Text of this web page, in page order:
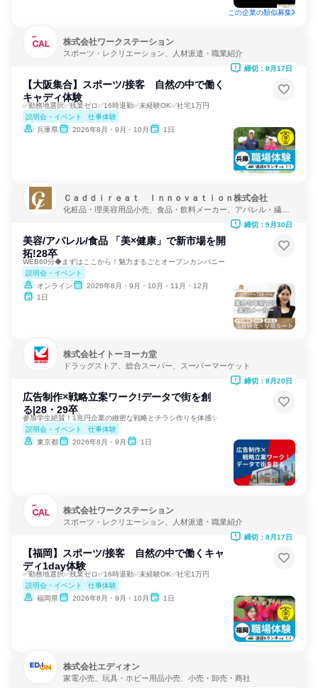
この企業の類似募集
株式会社ワークステーション
スポーツ・レクリエーション、人材派遣・職業紹介
【大阪集合】スポーツ/接客 自然の中で働く
キャディ体験
✅勤務地選択✅残業ゼロ✅16時退勤✅未経験OK✅社宅1万円
説明会・イベント
仕事体験
兵庫県
2026年8月・9月・10月 1日
締切：8月17日
Ｃａｄｄｉｒｅａｔ Ｉｎｎｏｖａｔｉｏｎ株式会社
化粧品・理美容用品小売、食品・飲料メーカー、アパレル・繊
美容/アパレル/食品 「美×健康」で新市場を開
拓!28卒
WEB60分◆まずはここから！魅力まるごとオープンカンパニー
説明会・イベント
オンライン
2026年8月・9月・10月・11月・12月
1日
締切：9月30日
株式会社イトーヨーカ堂
ドラッグストア、総合スーパー、スーパーマーケット
広告制作×戦略立案ワーク!データで街を創
る|28・29卒
参加学生絶賛！1兆円企業の緻密な戦略とチラシ作りを体感✨️
説明会・イベント
仕事体験
東京都
2026年8月・9月 1日
締切：8月20日
株式会社ワークステーション
スポーツ・レクリエーション、人材派遣・職業紹介
【福岡】スポーツ/接客 自然の中で働くキャ
ディ1day体験
✅勤務地選択✅残業ゼロ✅16時退勤✅未経験OK✅社宅1万円
説明会・イベント
仕事体験
福岡県
2026年8月・9月・10月 1日
締切：8月17日
株式会社エディオン
家電小売、玩具・ホビー用品小売、小売・卸売・商社